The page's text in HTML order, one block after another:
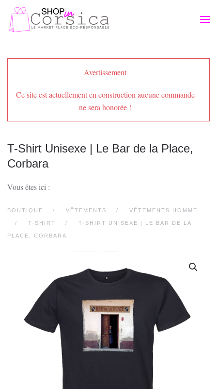
Passer au contenu principal
Avertissement
Ce site est actuellement en construction aucune commande
ne sera honorée !
T-Shirt Unisexe | Le Bar de la Place,
Corbara
Vous êtes ici :
BOUTIQUE VÊTEMENTS VÊTEMENTS HOMME
T-SHIRT T-SHIRT UNISEXE | LE BAR DE LA
PLACE, CORBARA